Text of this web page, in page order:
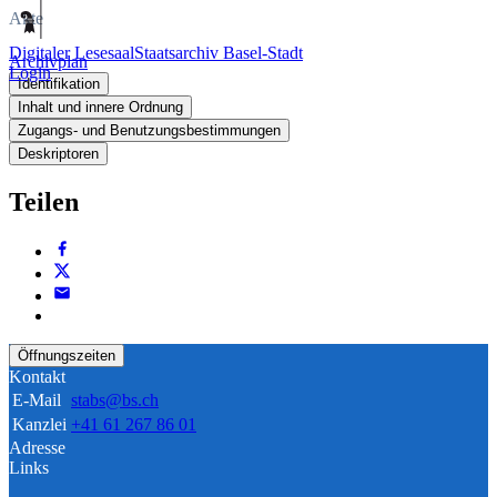
Digitaler LesesaalStaatsarchiv Basel-Stadt
Login
Akte
Archivplan
Identifikation
Inhalt und innere Ordnung
Zugangs- und Benutzungsbestimmungen
Deskriptoren
Teilen
Öffnungszeiten
Kontakt
E-Mail stabs@bs.ch
Kanzlei +41 61 267 86 01
Adresse
Links